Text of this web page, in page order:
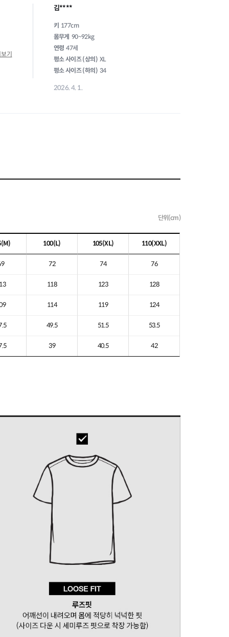
단위(cm)
(M) 100(L) 105(XL) 110(XXL)
72 74 76
118 123 128
114 119 124
49.5 51.5 53.5
39 40.5 42